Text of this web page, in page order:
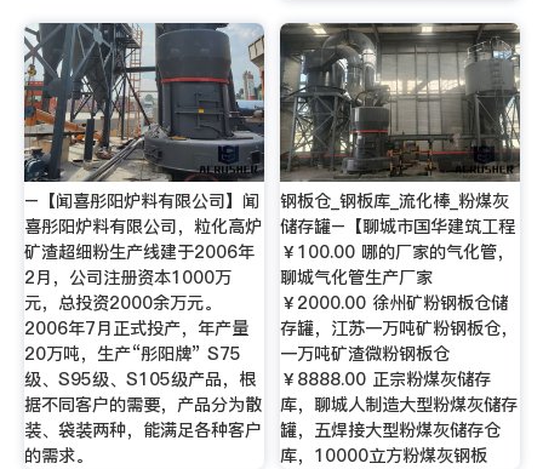
–【闻喜彤阳炉料有限公司】闻
喜彤阳炉料有限公司，粒化高炉
矿渣超细粉生产线建于2006年
2月，公司注册资本1000万
元，总投资2000余万元。
2006年7月正式投产，年产量
20万吨，生产“彤阳牌” S75
级、S95级、S105级产品，根
据不同客户的需要，产品分为散
装、袋装两种，能满足各种客户
的需求。
钢板仓_钢板库_流化棒_粉煤灰
储存罐–【聊城市国华建筑工程
￥100.00 哪的厂家的气化管，
聊城气化管生产厂家
￥2000.00 徐州矿粉钢板仓储
存罐，江苏一万吨矿粉钢板仓，
一万吨矿渣微粉钢板仓
￥8888.00 正宗粉煤灰储存
库，聊城人制造大型粉煤灰储存
罐，五焊接大型粉煤灰储存仓
库，10000立方粉煤灰钢板